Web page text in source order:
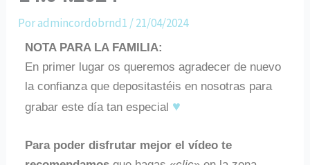
Poradmincordobrnd1 /21/04/2024
NOTA PARA LA FAMILIA:
En primer lugar os queremos agradecer de nuevo
la confianza que depositastéis en nosotras para
grabar este día tan especial ♥
Para poder disfrutar mejor el vídeo te